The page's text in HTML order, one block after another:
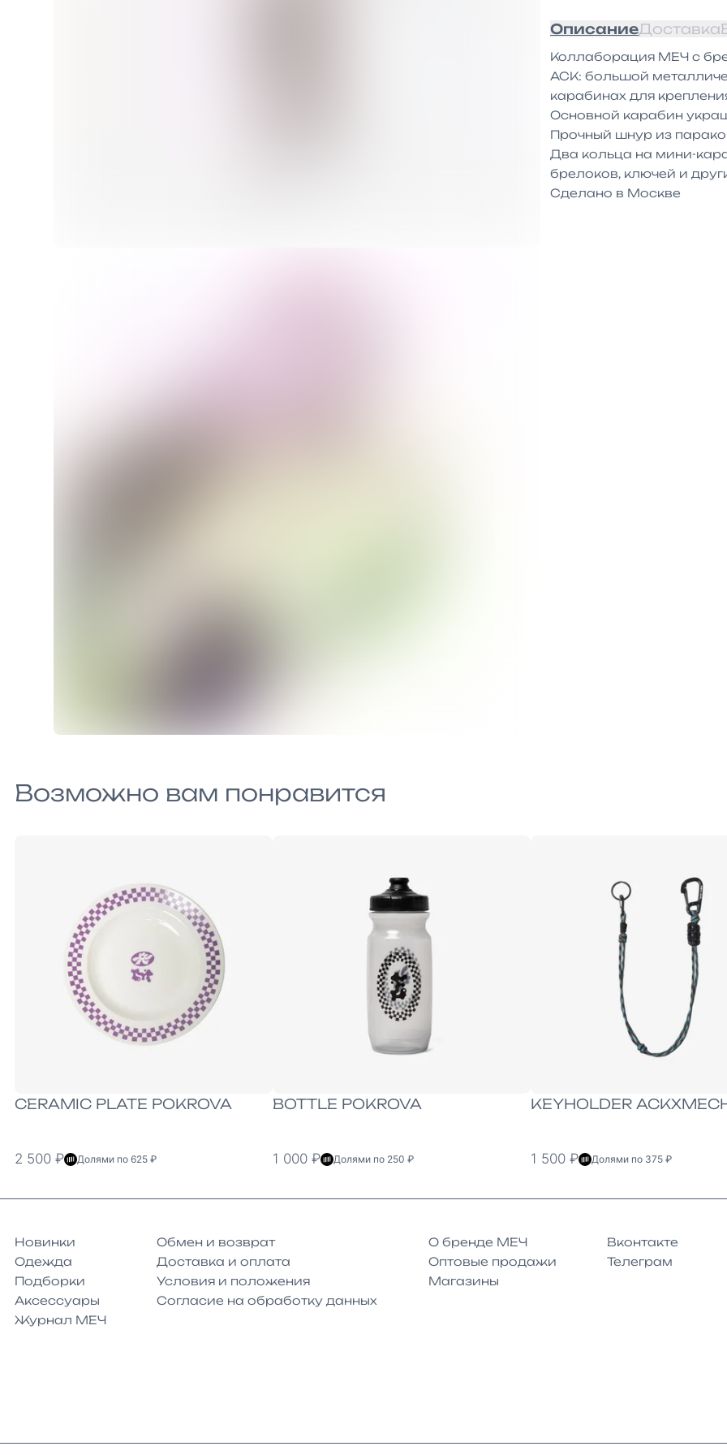
ОписаниеДоставка
Коллаборация МЕЧ с
АСК: большой
карабинах для
Основной карабин
Прочный шнур из
Два кольца на мини-
брелоков, ключей и
Сделано в Москве
Возможно вам понравится
CERAMIC PLATE POKROVA
2 500 ₽ Долями по 625 ₽
BOTTLE POKROVA
1 000 ₽ Долями по 250 ₽
KEYHOLDER
1 500 ₽ Долями по 375 ₽
Новинки
Одежда
Подборки
Аксессуары
Журнал МЕЧ
Обмен и возврат
Доставка и оплата
Условия и положения
Согласие на обработку данных
О бренде МЕЧ
Оптовые продажи
Магазины
Вконтакте
Телеграм